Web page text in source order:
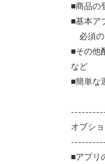
■商品の
■基本ア
必須の
■その他
など
■簡単な
オプシ
■アプリ